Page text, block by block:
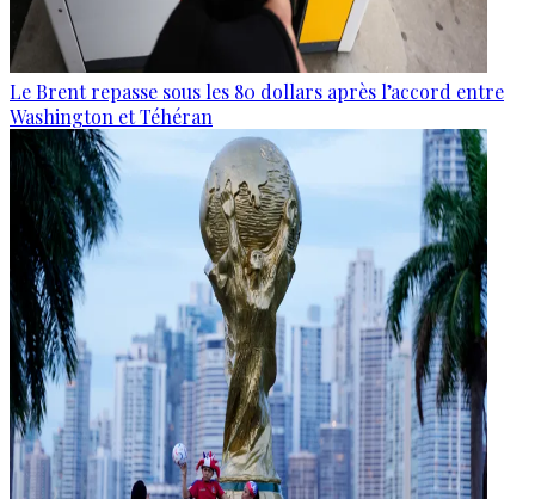
Le Brent repasse sous les 80 dollars après l’accord entre
Washington et Téhéran